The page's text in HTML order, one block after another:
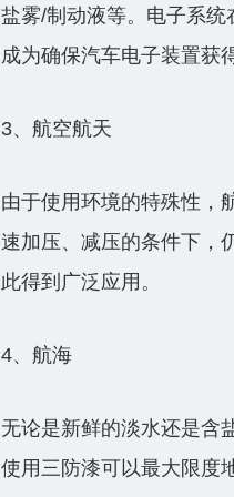
盐雾/制动液等。电子系
成为确保汽车电子装置获
3、航空航天
由于使用环境的特殊性，
速加压、减压的条件下，
此得到广泛应用。
4、航海
无论是新鲜的淡水还是含
使用三防漆可以最大限度